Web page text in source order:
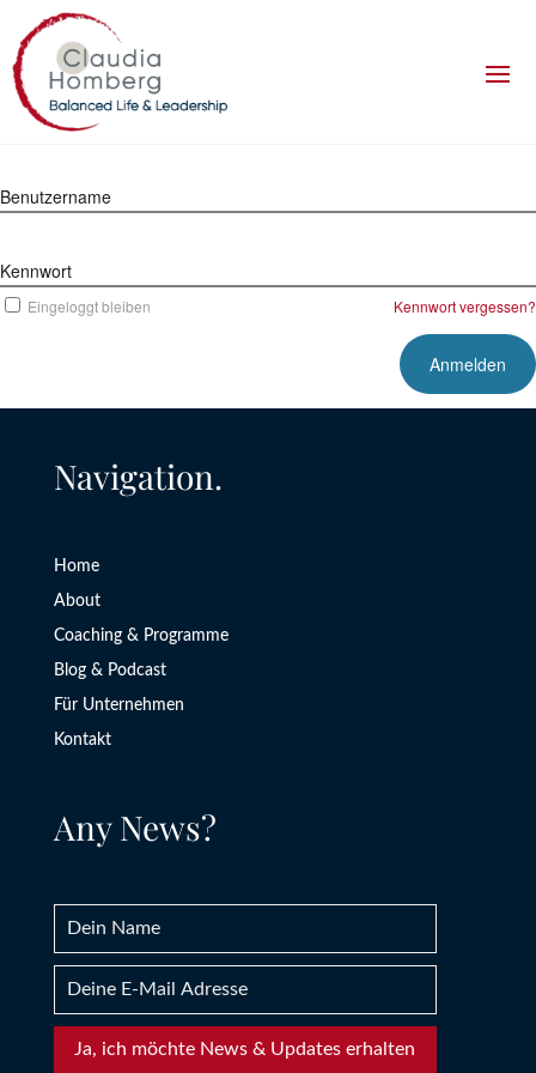
Benutzername
Kennwort
Eingeloggt bleiben Kennwort vergessen?
Navigation.
Home
About
Coaching & Programme
Blog & Podcast
Für Unternehmen
Kontakt
Any News?
Ja, ich möchte News & Updates erhalten